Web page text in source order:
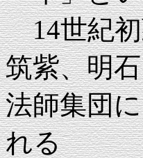
14世紀初
筑紫、明
法師集団
れる